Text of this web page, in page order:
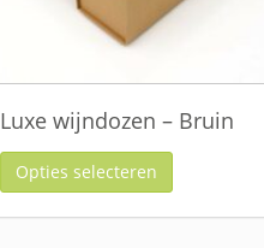
Luxe wijndozen – Bruin
Opties selecteren